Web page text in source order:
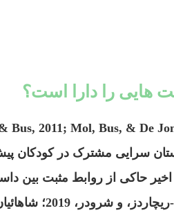
هایی را دارا است؟
و همکاران، 2009). شواهد اخیر حاکی